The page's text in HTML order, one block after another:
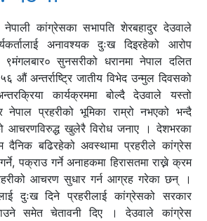
कांग्रेसका सभापति शेरबहादुर देउवाले
अनावश्यक दुःख दिइरहेको आरोप
सुनसरीको धरानमा नेपाल दलित
औं अन्तर्राष्ट्रि जातीय विभेद उन्मुल दिवसको
कार्यक्रममा बोल्दै देउवाले यस्तो
प्रहरीको भूमिका राम्रो नभएको भन्दै
आचरणविरुद्ध खुलेरै विरोध जनाए । देशभरका
बढिरहेको अवस्थामा प्रहरीले कांग्रेस
पक्राउ गर्ने अनाहकमा हिरासतमा राख्ने क्रम
आचरण सुधार गर्न आग्रह गरेका छन् ।
दुःख दिने प्रहरीलाई कांग्रेसको सरकार
समेत चेतावनी दिए । देउवाले कांग्रेस